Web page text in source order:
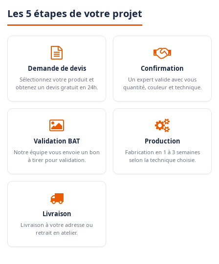
Les 5 étapes de votre projet
Demande de devis
Sélectionnez votre produit et
obtenez un devis gratuit en 24h.
Confirmation
Un expert valide avec vous
quantité, couleur et technique.
Validation BAT
Notre équipe vous envoie un bon
à tirer pour validation.
Production
Fabrication en 1 à 3 semaines
selon la technique choisie.
Livraison
Livraison à votre adresse ou
retrait en atelier.